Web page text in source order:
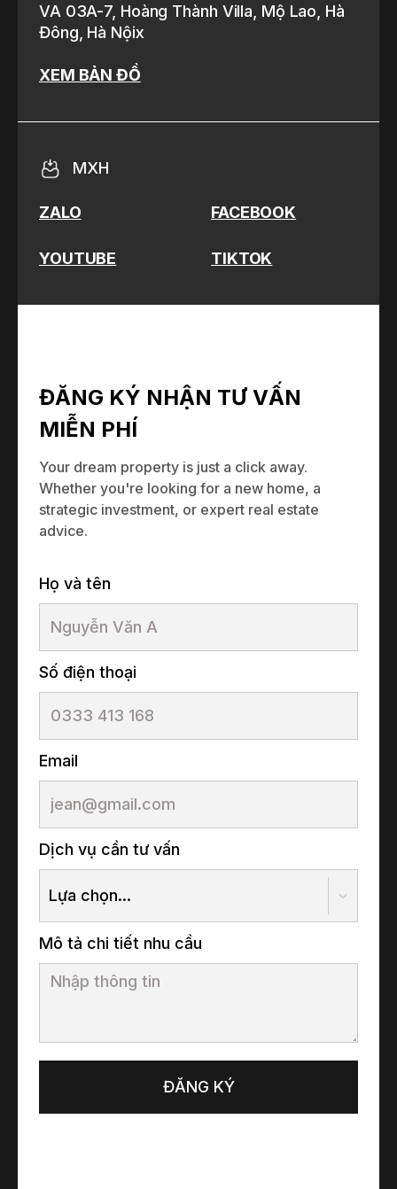
VA 03A-7, Hoàng Thành Villa, Mộ Lao, Hà
Đông, Hà Nộix
XEM BẢN ĐỒ
MXH
ZALO FACEBOOK
YOUTUBE TIKTOK
ĐĂNG KÝ NHẬN TƯ VẤN
MIỄN PHÍ
Your dream property is just a click away.
Whether you're looking for a new home, a
strategic investment, or expert real estate
advice.
Họ và tên
Số điện thoại
Email
Dịch vụ cần tư vấn
Lựa chọn...
Mô tả chi tiết nhu cầu
ĐĂNG KÝ